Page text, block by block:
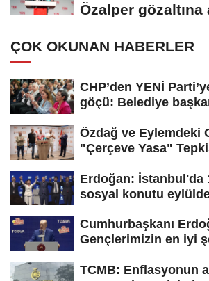
Özalper gözaltına
ÇOK OKUNAN HABERLER
CHP’den YENİ
göçü: Belediye
Özdağ ve Eylemdeki
"Çerçeve Yasa"
Erdoğan: İstanbul'da
sosyal konutu
Cumhurbaşkanı
Gençlerimizin en iyi
TCMB: Enflasyonun